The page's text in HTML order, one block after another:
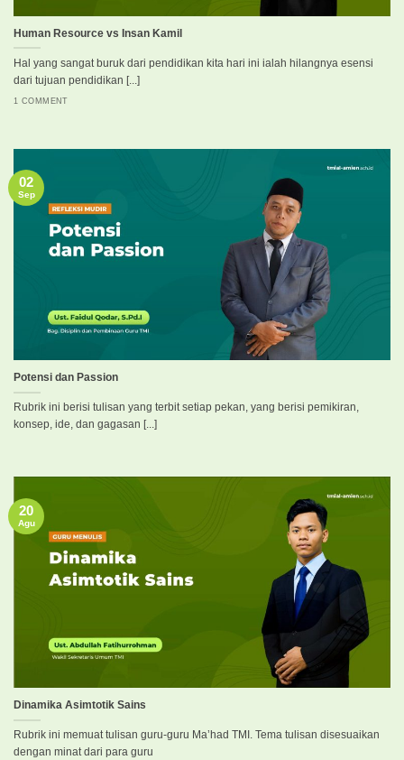
Human Resource vs Insan Kamil
Hal yang sangat buruk dari pendidikan kita hari ini ialah hilangnya esensi
dari tujuan pendidikan [...]
1 COMMENT
Potensi dan Passion
Rubrik ini berisi tulisan yang terbit setiap pekan, yang berisi pemikiran,
konsep, ide, dan gagasan [...]
02
Sep
Dinamika Asimtotik Sains
Rubrik ini memuat tulisan guru-guru Ma’had TMI. Tema tulisan disesuaikan
dengan minat dari para guru
20
Agu